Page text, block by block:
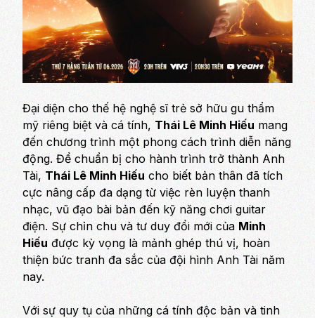
Đại diện cho thế hệ nghệ sĩ trẻ sở hữu gu thẩm
mỹ riêng biệt và cá tính, Thái Lê Minh Hiếu mang
đến chương trình một phong cách trình diễn năng
động. Để chuẩn bị cho hành trình trở thành Anh
Tài,Thái Lê Minh Hiếu cho biết bản thân đã tích
cực nâng cấp đa dạng từ việc rèn luyện thanh
nhạc, vũ đạo bài bản đến kỹ năng chơi guitar
điện. Sự chỉn chu và tư duy đổi mới của Minh
Hiếu được kỳ vọng là mảnh ghép thú vị, hoàn
thiện bức tranh đa sắc của đội hình Anh Tài năm
nay.
Với sự quy tụ của những cá tính độc bản và tinh